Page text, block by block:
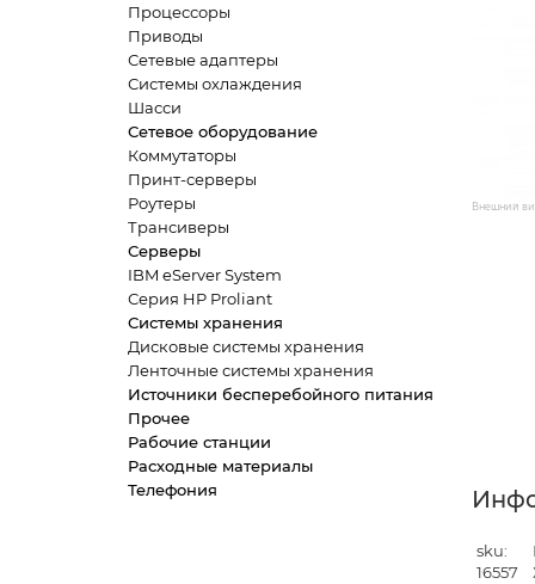
Процессоры
Приводы
Сетевые адаптеры
Системы охлаждения
Шасси
Сетевое оборудование
Коммутаторы
Принт-серверы
Роутеры
Трансиверы
Серверы
IBM eServer System
Серия HP Proliant
Системы хранения
Дисковые системы хранения
Ленточные системы хранения
Источники бесперебойного питания
Прочее
Рабочие станции
Расходные материалы
Телефония
Внешний
sku:
16557